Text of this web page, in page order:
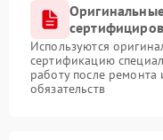
Используются
сертификацию
работу после
обязательств